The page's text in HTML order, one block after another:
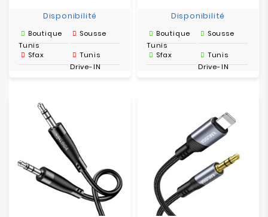
Disponibilité
Boutique
Tunis
Sousse
Sfax
Tunis
Drive-IN
Disponibilité
Boutique
Tunis
Sousse
Sfax
Tunis
Drive-IN